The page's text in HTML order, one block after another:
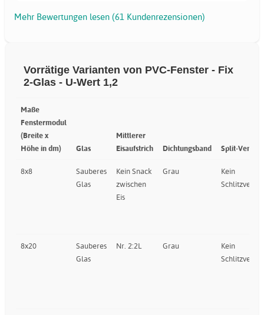
Mehr Bewertungen lesen (61 Kundenrezensionen)
Vorrätige Varianten von PVC-Fenster - Fix
2-Glas - U-Wert 1,2
Maße
Fenstermodul
(Breite x
Höhe in dm)
Glas
Mittlerer
Eisaufstrich
Dichtungsband Split-Ventil
8x8
Sauberes
Glas
Kein Snack
zwischen
Eis
Grau
Kein
Schlitzventil
8x20
Sauberes
Glas
Nr. 2:2L Grau
Kein
Schlitzventil